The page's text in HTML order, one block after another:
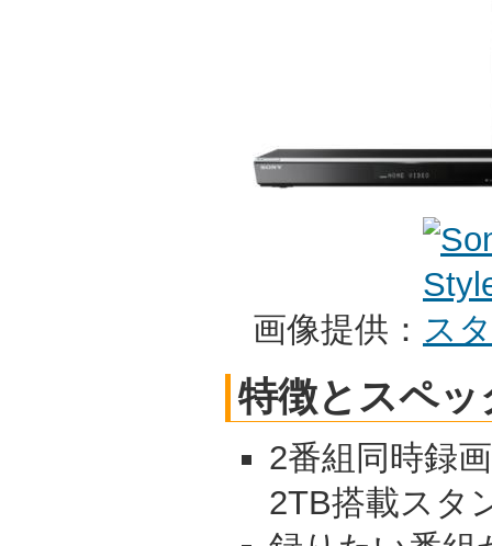
画像提供：
特徴とスペッ
2番組同時録
2TB搭載スタ